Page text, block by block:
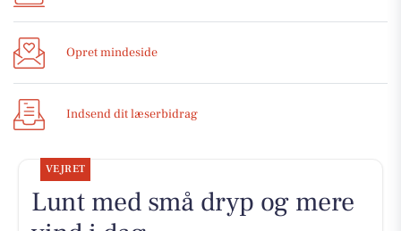
Opret mindeside
Indsend dit læserbidrag
VEJRET
Lunt med små dryp og mere